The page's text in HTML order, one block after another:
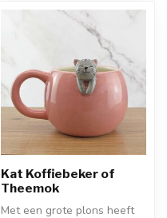
Kat Koffiebeker of
Theemok
Met een grote plons heeft